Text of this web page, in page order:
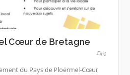
Cœur de Bretagne
0
du Pays de Ploërmel-Cœur